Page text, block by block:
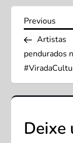
N
a
v
e
g
Previous
Post
Previous
Artistas
pendurados
Deixe